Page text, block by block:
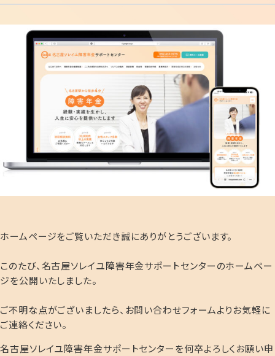
ホームページをご覧いただき誠にありがとうございます。
このたび、名古屋ソレイユ障害年金サポートセンターのホームペー
ジを公開いたしました。
ご不明な点がございましたら、お問い合わせフォームよりお気軽に
ご連絡ください。
名古屋ソレイユ障害年金サポートセンターを何卒よろしくお願い申